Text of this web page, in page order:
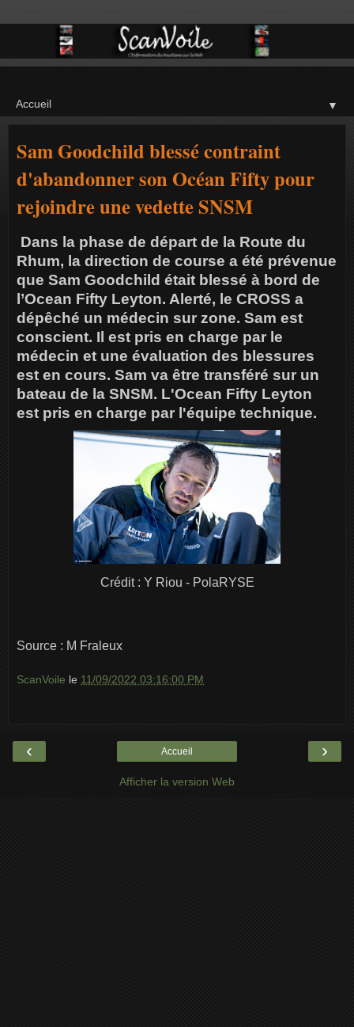
▼
Sam Goodchild blessé contraint
d'abandonner son Océan Fifty pour
rejoindre une vedette SNSM
Dans la phase de départ de la Route du
Rhum, la direction de course a été prévenue
que Sam Goodchild était blessé à bord de
l’Ocean Fifty Leyton. Alerté, le CROSS a
dépêché un médecin sur zone. Sam est
conscient. Il est pris en charge par le
médecin et une évaluation des blessures
est en cours. Sam va être transféré sur un
bateau de la SNSM. L'Ocean Fifty Leyton
est pris en charge par l'équipe technique.
Crédit : Y Riou - PolaRYSE
Source : M Fraleux
ScanVoile le 11/09/2022 03:16:00 PM
‹ ›
Accueil
Afficher la version Web